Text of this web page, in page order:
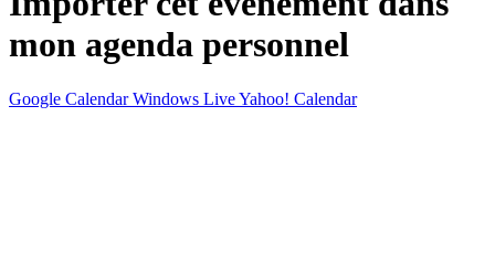
mon agenda personnel
Google Calendar Windows LiveYahoo! Calendar